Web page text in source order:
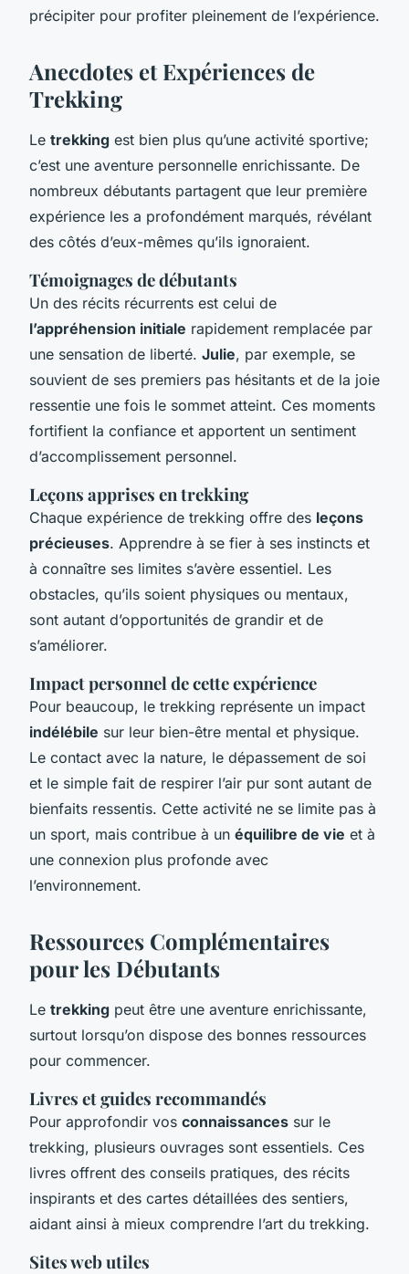
précipiter pour profiter pleinement de l’expérience.
Anecdotes et Expériences de
Trekking
Le trekking est bien plus qu’une activité sportive;
c’est une aventure personnelle enrichissante. De
nombreux débutants partagent que leur première
expérience les a profondément marqués, révélant
des côtés d’eux-mêmes qu’ils ignoraient.
Témoignages de débutants
Un des récits récurrents est celui de
l’appréhension initiale rapidement remplacée par
une sensation de liberté. Julie, par exemple, se
souvient de ses premiers pas hésitants et de la joie
ressentie une fois le sommet atteint. Ces moments
fortifient la confiance et apportent un sentiment
d’accomplissement personnel.
Leçons apprises en trekking
Chaque expérience de trekking offre des leçons
précieuses. Apprendre à se fier à ses instincts et
à connaître ses limites s’avère essentiel. Les
obstacles, qu’ils soient physiques ou mentaux,
sont autant d’opportunités de grandir et de
s’améliorer.
Impact personnel de cette expérience
Pour beaucoup, le trekking représente un impact
indélébile sur leur bien-être mental et physique.
Le contact avec la nature, le dépassement de soi
et le simple fait de respirer l’air pur sont autant de
bienfaits ressentis. Cette activité ne se limite pas à
un sport, mais contribue à un équilibre de vie et à
une connexion plus profonde avec
l’environnement.
Ressources Complémentaires
pour les Débutants
Le trekking peut être une aventure enrichissante,
surtout lorsqu’on dispose des bonnes ressources
pour commencer.
Livres et guides recommandés
Pour approfondir vos connaissances sur le
trekking, plusieurs ouvrages sont essentiels. Ces
livres offrent des conseils pratiques, des récits
inspirants et des cartes détaillées des sentiers,
aidant ainsi à mieux comprendre l’art du trekking.
Sites web utiles